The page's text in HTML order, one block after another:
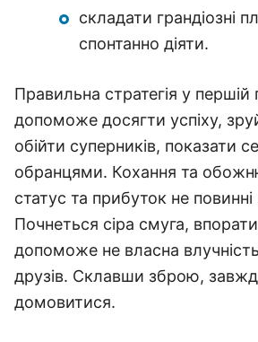
складати грандіозні
спонтанно діяти.
Правильна стратегія у першій
допоможе досягти успіху,
обійти суперників, показати
обранцями. Кохання та
статус та прибуток не
Почнеться сіра смуга,
допоможе не власна
друзів. Склавши зброю,
домовитися.